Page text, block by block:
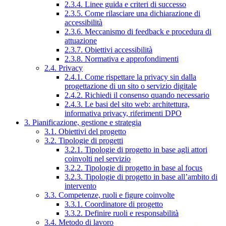
2.3.4. Linee guida e criteri di successo
2.3.5. Come rilasciare una dichiarazione di
accessibilità
2.3.6. Meccanismo di feedback e procedura di
attuazione
2.3.7. Obiettivi accessibilità
2.3.8. Normativa e approfondimenti
2.4. Privacy
2.4.1. Come rispettare la privacy sin dalla
progettazione di un sito o servizio digitale
2.4.2. Richiedi il consenso quando necessario
2.4.3. Le basi del sito web: architettura,
informativa privacy, riferimenti DPO
3. Pianificazione, gestione e strategia
3.1. Obiettivi del progetto
3.2. Tipologie di progetti
3.2.1. Tipologie di progetto in base agli attori
coinvolti nel servizio
3.2.2. Tipologie di progetto in base al focus
3.2.3. Tipologie di progetto in base all’ambito di
intervento
3.3. Competenze, ruoli e figure coinvolte
3.3.1. Coordinatore di progetto
3.3.2. Definire ruoli e responsabilità
3.4. Metodo di lavoro